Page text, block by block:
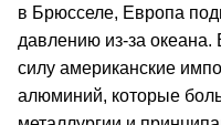
в Брюсселе, Европа
давлению из-за океана.
силу американские
алюминий, которые